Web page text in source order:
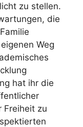
zu stellen.
die
Weg
hat ihr die
Freiheit zu